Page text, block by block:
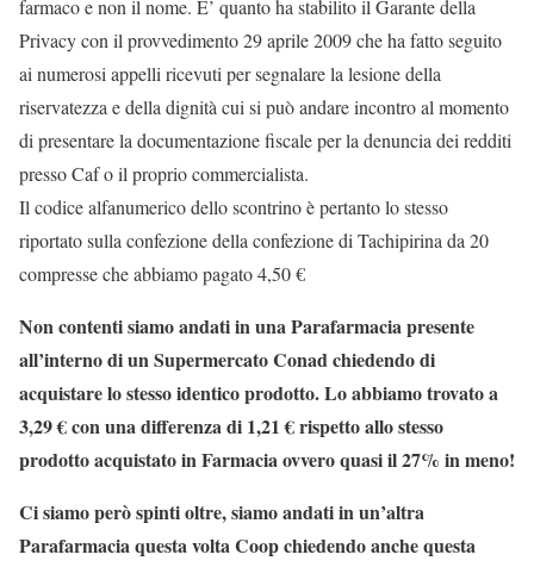
farmaco e non il nome. E’ quanto ha stabilito il Garante della
Privacy con il provvedimento 29 aprile 2009 che ha fatto seguito
ai numerosi appelli ricevuti per segnalare la lesione della
riservatezza e della dignità cui si può andare incontro al momento
di presentare la documentazione fiscale per la denuncia dei redditi
presso Caf o il proprio commercialista.
Il codice alfanumerico dello scontrino è pertanto lo stesso
riportato sulla confezione della confezione di Tachipirina da 20
compresse che abbiamo pagato 4,50 €
Non contenti siamo andati in una Parafarmacia presente
all’interno di un Supermercato Conad chiedendo di
acquistare lo stesso identico prodotto. Lo abbiamo trovato a
3,29 € con una differenza di 1,21 € rispetto allo stesso
prodotto acquistato in Farmacia ovvero quasi il 27% in meno!
Ci siamo però spinti oltre, siamo andati in un’altra
Parafarmacia questa volta Coop chiedendo anche questa